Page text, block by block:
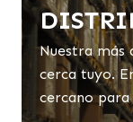
Nuestra más
cerca tuyo.
cercano